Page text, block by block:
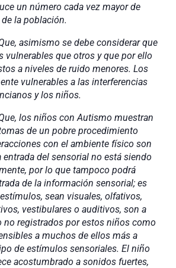
un número cada vez mayor de
la población.
se debe considerar que
vulnerables que otros y que por ello
a niveles de ruido menores. Los
vulnerables a las interferencias
y los niños.
con Autismo muestran
de un pobre procedimiento
con el ambiente físico son
del sensorial no está siendo
por lo que tampoco podrá
de la información sensorial; es
sean visuales, olfativos,
vestibulares o auditivos, son a
no registrados por estos niños como
a muchos de ellos más a
de estímulos sensoriales. El niño
acostumbrado a sonidos fuertes,